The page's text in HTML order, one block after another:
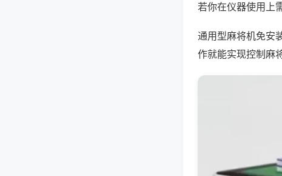
若你在仪器使用上
通用型麻将机免安
作就能实现控制麻